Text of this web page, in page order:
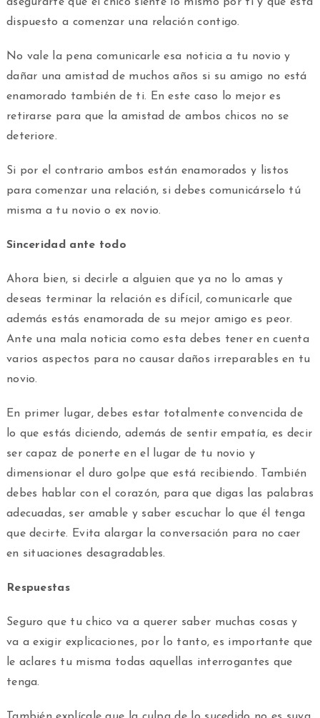
dispuesto a comenzar una relación contigo.
No vale la pena comunicarle esa noticia a tu novio y
dañar una amistad de muchos años si su amigo no está
enamorado también de ti. En este caso lo mejor es
retirarse para que la amistad de ambos chicos no se
deteriore.
Si por el contrario ambos están enamorados y listos
para comenzar una relación, si debes comunicárselo tú
misma a tu novio o ex novio.
Sinceridad ante todo
Ahora bien, si decirle a alguien que ya no lo amas y
deseas terminar la relación es difícil, comunicarle que
además estás enamorada de su mejor amigo es peor.
Ante una mala noticia como esta debes tener en cuenta
varios aspectos para no causar daños irreparables en tu
novio.
En primer lugar, debes estar totalmente convencida de
lo que estás diciendo, además de sentir empatía, es decir
ser capaz de ponerte en el lugar de tu novio y
dimensionar el duro golpe que está recibiendo. También
debes hablar con el corazón, para que digas las palabras
adecuadas, ser amable y saber escuchar lo que él tenga
que decirte. Evita alargar la conversación para no caer
en situaciones desagradables.
Respuestas
Seguro que tu chico va a querer saber muchas cosas y
va a exigir explicaciones, por lo tanto, es importante que
le aclares tu misma todas aquellas interrogantes que
tenga.